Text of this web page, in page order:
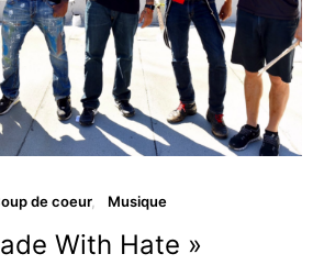
de coeur Musique
With Hate »